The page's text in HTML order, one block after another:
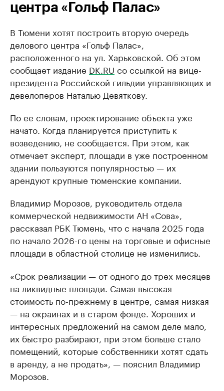
центра «Гольф Палас»
В Тюмени хотят построить вторую очередь
делового центра «Гольф Палас»,
расположенного на ул. Харьковской. Об этом
сообщает издание DK.RU со ссылкой на вице-
президента Российской гильдии управляющих и
девелоперов Наталью Девяткову.
По ее словам, проектирование объекта уже
начато. Когда планируется приступить к
возведению, не сообщается. При этом, как
отмечает эксперт, площади в уже построенном
здании пользуются популярностью — их
арендуют крупные тюменские компании.
Владимир Морозов, руководитель отдела
коммерческой недвижимости АН «Сова»,
рассказал РБК Тюмень, что с начала 2025 года
по начало 2026-го цены на торговые и офисные
площади в областной столице не изменились.
«Срок реализации — от одного до трех месяцев
на ликвидные площади. Самая высокая
стоимость по-прежнему в центре, самая низкая
— на окраинах и в старом фонде. Хороших и
интересных предложений на самом деле мало,
их быстро разбирают, при этом больше стало
помещений, которые собственники хотят сдать
в аренду, а не продать», — пояснил Владимир
Морозов.